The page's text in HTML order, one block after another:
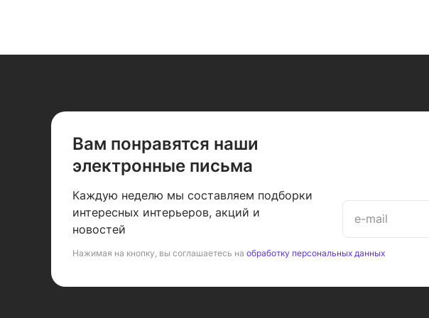
Вам понравятся наши
электронные письма
Каждую неделю мы составляем подборки
интересных интерьеров, акций и
новостей
Нажимая на кнопку, вы соглашаетесь на обработку персональных данных